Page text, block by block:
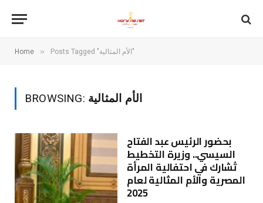
Home » Posts Tagged "الأم المثالية"
BROWSING: الأم المثالية
بحضور الرئيس عبد الفتاح
السيسي.. وزيرة التخطيط
تُشارك في احتفالية المرأة
المصرية والأم المثالية لعام
2025